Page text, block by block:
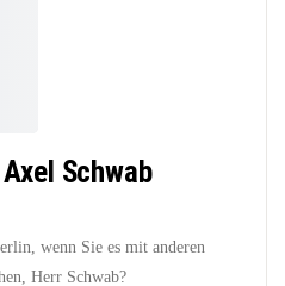
Schwab
wenn Sie es mit anderen
Herr Schwab?